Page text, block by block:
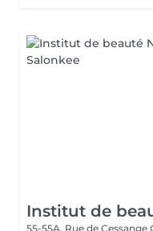
Institut de
55-55A, Rue de Cessange